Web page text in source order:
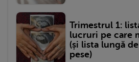
Trimestrul 1:
lucruri pe care
(și lista lungă
pese)